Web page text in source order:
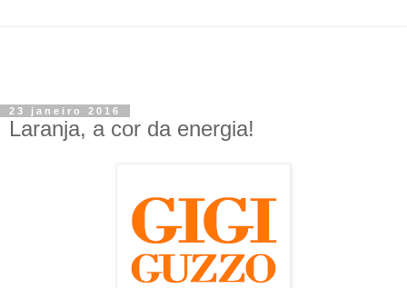
23 janeiro 2016
Laranja, a cor da energia!